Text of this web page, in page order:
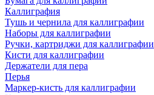
Каллиграфия
Тушь и чернила для каллиграфии
Наборы для каллиграфии
Ручки, картриджи для каллиграфии
Кисти для каллиграфии
Держатели для пера
Перья
Маркер-кисть для каллиграфии